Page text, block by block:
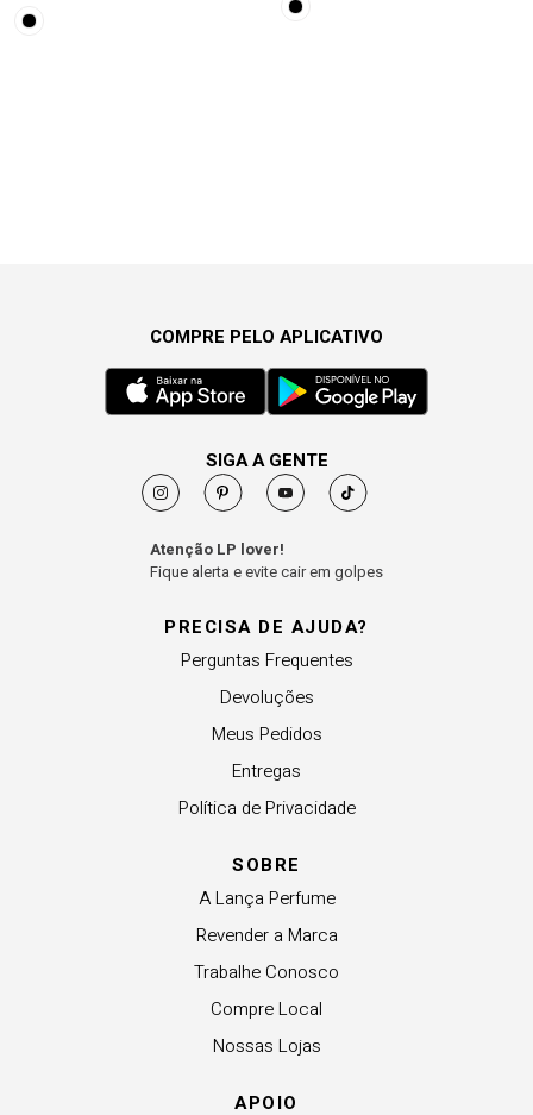
PRECISA DE AJUDA?
Perguntas Frequentes
Devoluções
Meus Pedidos
Entregas
Política de Privacidade
SOBRE
A Lança Perfume
Revender a Marca
Trabalhe Conosco
Compre Local
Nossas Lojas
APOIO
COMPRE PELO APLICATIVO
SIGA A GENTE
Atenção LP lover!
Fique alerta e evite cair em golpes